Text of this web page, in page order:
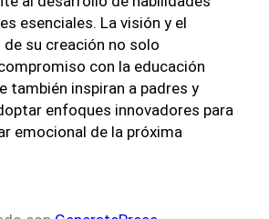
esenciales. La visión y el
su creación no solo
con la educación
también inspiran a padres y
enfoques innovadores para
emocional de la próxima